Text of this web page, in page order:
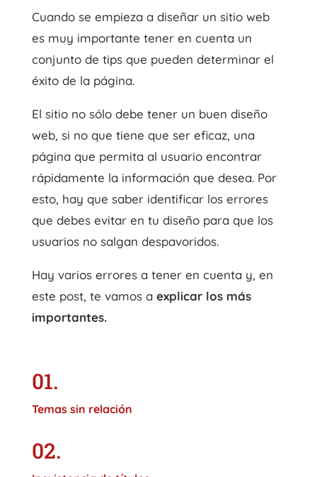
Cuando se empieza a diseñar un sitio web
es muy importante tener en cuenta un
conjunto de tips que pueden determinar el
éxito de la página.
El sitio no sólo debe tener un buen diseño
web, si no que tiene que ser eficaz, una
página que permita al usuario encontrar
rápidamente la información que desea. Por
esto, hay que saber identificar los errores
que debes evitar en tu diseño para que los
usuarios no salgan despavoridos.
Hay varios errores a tener en cuenta y, en
este post, te vamos a explicar los más
importantes.
01.
Temas sin relación
02.